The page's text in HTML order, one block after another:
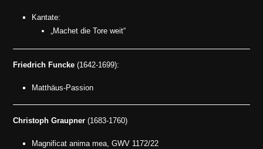
Kantate:
„Machet die Tore weit“
Friedrich Funcke (1642-1699):
Matthäus-Passion
Christoph Graupner (1683-1760)
Magnificat anima mea, GWV 1172/22